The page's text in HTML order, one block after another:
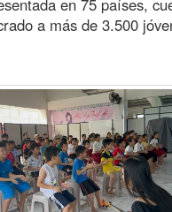
en 75 países,
a más de 3.500